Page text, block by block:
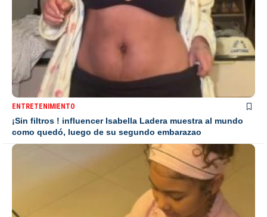
ENTRETENIMIENTO
¡Sin filtros ! influencer Isabella Ladera muestra al mundo
como quedó, luego de su segundo embarazao